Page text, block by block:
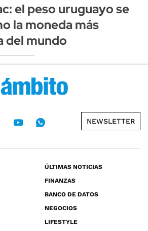
el peso uruguayo se
la moneda más
del mundo
NEWSLETTER
ÚLTIMAS NOTICIAS
FINANZAS
BANCO DE DATOS
NEGOCIOS
LIFESTYLE